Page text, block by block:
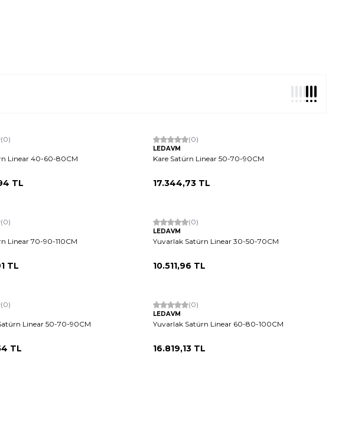
(0)
Linear 40-60-80CM
TL
(0)
LEDAVM
Kare Satürn Linear 50-70-90CM
17.344,73 TL
(0)
Linear 70-90-110CM
TL
(0)
LEDAVM
Yuvarlak Satürn Linear 30-50-70CM
10.511,96 TL
(0)
Linear 50-70-90CM
TL
(0)
LEDAVM
Yuvarlak Satürn Linear 60-80-100CM
16.819,13 TL